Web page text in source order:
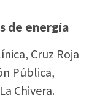
de energía
Cruz Roja
Pública,
Chivera.